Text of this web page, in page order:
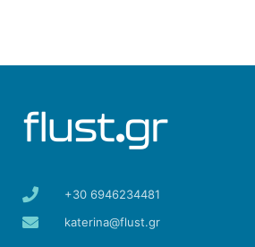
+30 6946234481
katerina@flust.gr